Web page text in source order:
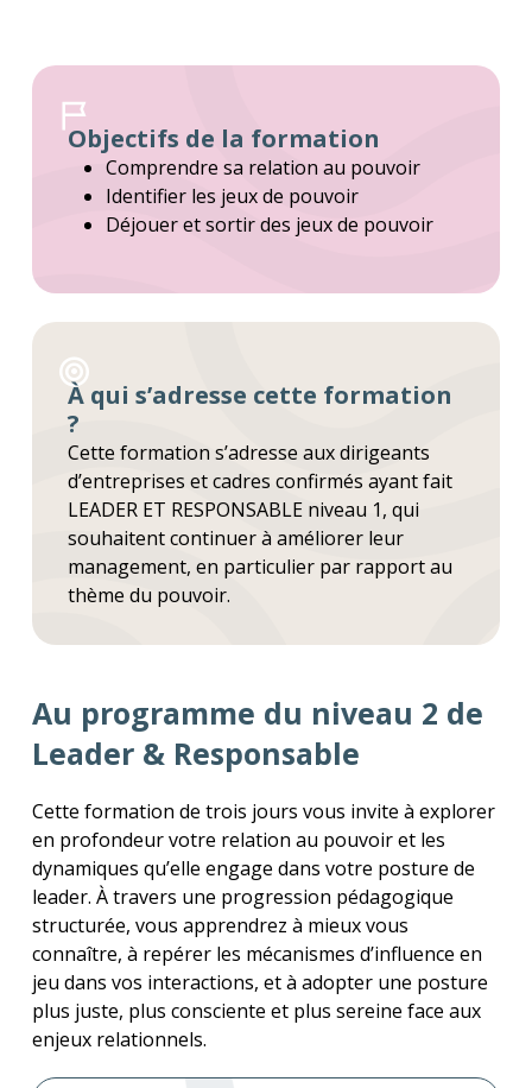
Objectifs de la formation
Comprendre sa relation au pouvoir
Identifier les jeux de pouvoir
Déjouer et sortir des jeux de pouvoir
À qui s’adresse cette formation
?
Cette formation s’adresse aux dirigeants
d’entreprises et cadres confirmés ayant fait
LEADER ET RESPONSABLE niveau 1, qui
souhaitent continuer à améliorer leur
management, en particulier par rapport au
thème du pouvoir.
Au programme du niveau 2 de
Leader & Responsable
Cette formation de trois jours vous invite à explorer
en profondeur votre relation au pouvoir et les
dynamiques qu’elle engage dans votre posture de
leader. À travers une progression pédagogique
structurée, vous apprendrez à mieux vous
connaître, à repérer les mécanismes d’influence en
jeu dans vos interactions, et à adopter une posture
plus juste, plus consciente et plus sereine face aux
enjeux relationnels.